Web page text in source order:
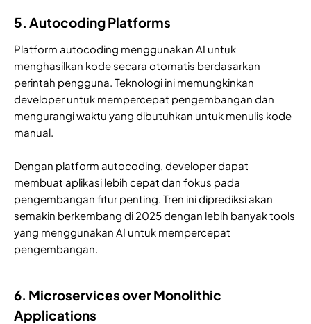
5. Autocoding Platforms
Platform autocoding menggunakan AI untuk
menghasilkan kode secara otomatis berdasarkan
perintah pengguna. Teknologi ini memungkinkan
developer untuk mempercepat pengembangan dan
mengurangi waktu yang dibutuhkan untuk menulis kode
manual.
Dengan platform autocoding, developer dapat
membuat aplikasi lebih cepat dan fokus pada
pengembangan fitur penting. Tren ini diprediksi akan
semakin berkembang di 2025 dengan lebih banyak tools
yang menggunakan AI untuk mempercepat
pengembangan.
6. Microservices over Monolithic
Applications